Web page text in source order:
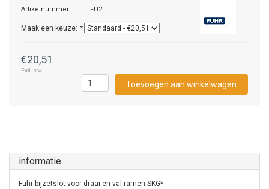
Artikelnummer: FU2
Maak een keuze: *
€20,51
Excl. btw
Toevoegen aan winkelwagen
informatie
Fuhr bijzetslot voor draai en val ramen SKG*